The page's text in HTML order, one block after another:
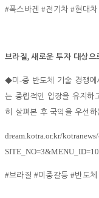
#폭스바겐#전기차#현대차
브라질,새로운 투자 대상으
◆미-중 반도체 기술 경쟁
는 중립적인 입장을 유지하
히 살펴본 후 국익을 우선
dream.kotra.or.kr/
#브라질#미중갈등#반도체